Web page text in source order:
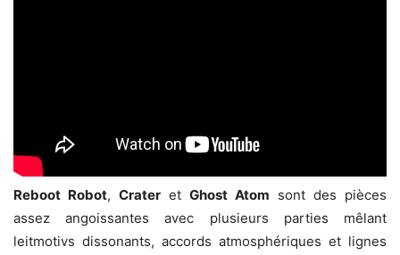
Reboot Robot, Crater et Ghost Atom sont des pièces
assez angoissantes avec plusieurs parties mêlant
leitmotivs dissonants, accords atmosphériques et lignes